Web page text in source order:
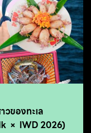
ของทะเล
× IWD 2026)